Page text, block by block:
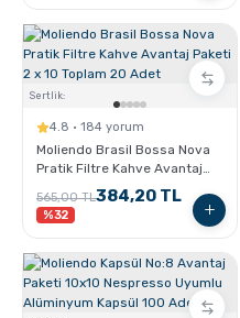
Sertlik:
4.8 · 184 yorum
Moliendo Brasil Bossa Nova
Pratik Filtre Kahve Avantaj
Paketi 2 x 10 Toplam 20 Adet
565,00 TL384,20 TL
%32